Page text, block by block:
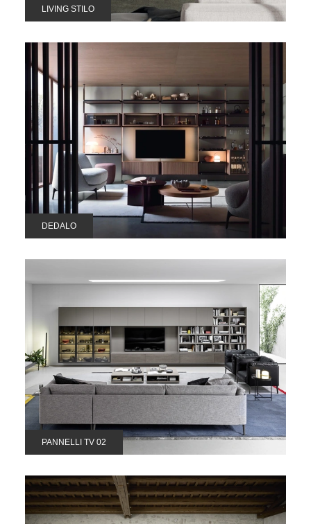
LIVING STILO
DEDALO
PANNELLI TV 02